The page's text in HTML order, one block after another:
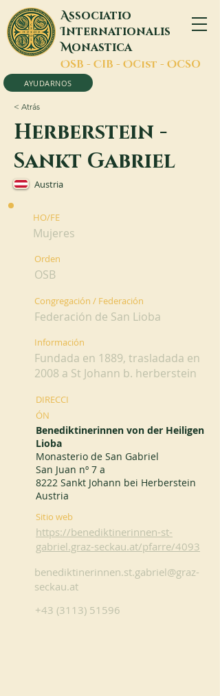
Associatio
Internationalis
Monastica
OSB - CIB - OCist - OCSO
AYUDARNOS
< Atrás
Herberstein -
Sankt Gabriel
Austria
HO/FE
Mujeres
Orden
OSB
Congregación / Federación
Federación de San Lioba
Información
Fundada en 1889, trasladada en
2008 a St Johann b. herberstein
DIRECCI
ÓN
Benediktinerinnen von der Heiligen
Lioba
Monasterio de San Gabriel
San Juan nº 7 a
8222 Sankt Johann bei Herberstein
Austria
Sitio web
https://benediktinerinnen-st-
gabriel.graz-seckau.at/pfarre/4093
benediktinerinnen.st.gabriel@graz-
seckau.at
+43 (3113) 51596